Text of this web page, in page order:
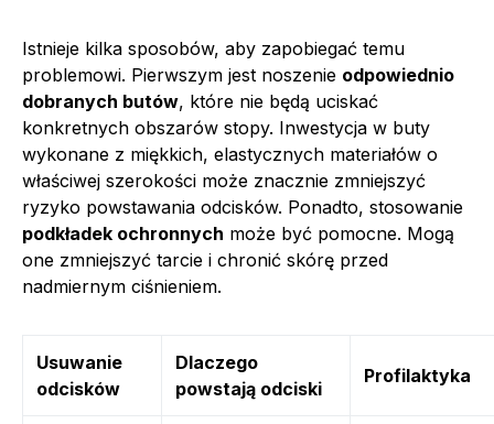
Istnieje kilka sposobów, aby zapobiegać temu
problemowi. Pierwszym jest noszenie odpowiednio
dobranych butów, które nie będą uciskać
konkretnych obszarów stopy. Inwestycja w buty
wykonane z miękkich, elastycznych materiałów o
właściwej szerokości może znacznie zmniejszyć
ryzyko powstawania odcisków. Ponadto, stosowanie
podkładek ochronnych może być pomocne. Mogą
one zmniejszyć tarcie i chronić skórę przed
nadmiernym ciśnieniem.
Usuwanie
odcisków
Dlaczego
powstają odciski
Profilaktyka